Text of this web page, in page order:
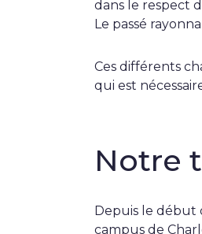
dans le respect
Le passé
Ces différents
qui est
Notre
Depuis le
campus de